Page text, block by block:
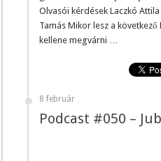
Olvasói kérdések Laczkó
Tamás Mikor lesz a
kellene megvárni …
8 február
Podcast #050 –